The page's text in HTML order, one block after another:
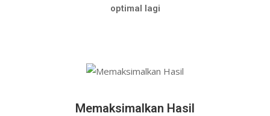
optimal lagi
Memaksimalkan Hasil